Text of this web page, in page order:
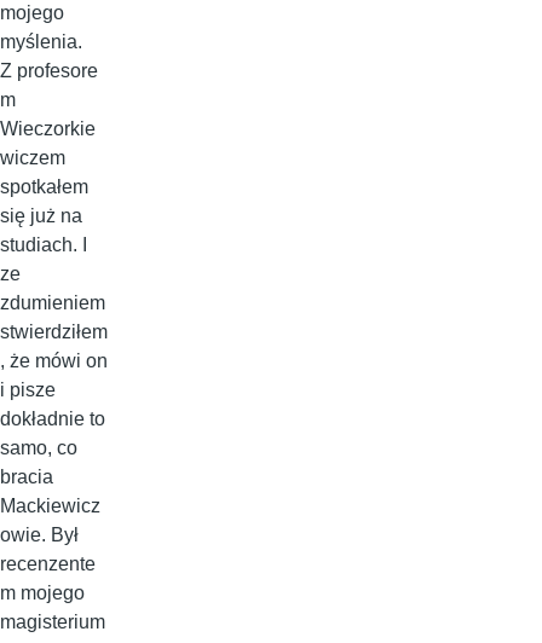
mojego
myślenia.
Z profesore
m
Wieczorkie
wiczem
spotkałem
się już na
studiach. I
ze
zdumieniem
stwierdziłem
, że mówi on
i pisze
dokładnie to
samo, co
bracia
Mackiewicz
owie. Był
recenzente
m mojego
magisterium